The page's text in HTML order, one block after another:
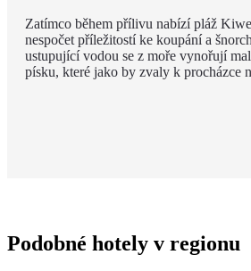
Zatímco během přílivu nabízí pláž
nespočet příležitostí ke koupání a
ustupující vodou se z moře vynořují
písku, které jako by zvaly k procházce
Podobné hotely v regionu